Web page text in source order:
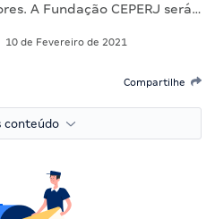
A Fundação CEPERJ será…
10 de Fevereiro de 2021
Compartilhe
conteúdo